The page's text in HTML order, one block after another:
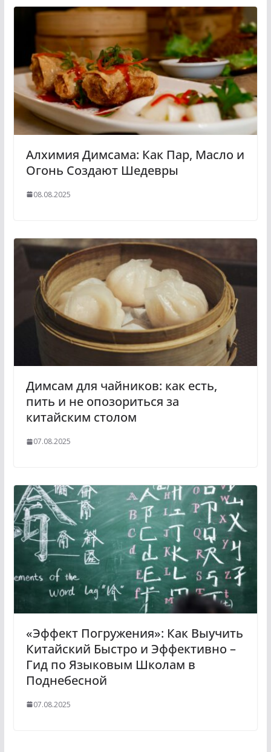
Алхимия Димсама: Как Пар, Масло и
Огонь Создают Шедевры
08.08.2025
Димсам для чайников: как есть,
пить и не опозориться за
китайским столом
07.08.2025
«Эффект Погружения»: Как Выучить
Китайский Быстро и Эффективно –
Гид по Языковым Школам в
Поднебесной
07.08.2025